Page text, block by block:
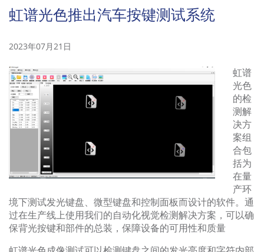
应用
产品
学习
虹谱光色推出汽车按键测试系统
2023年07月21日
虹谱
光色
的检
测解
决方
案组
合包
括为
在量
产环
境下测试发光键盘、微型键盘和控制面板而设计的软件。通
过在生产线上使用我们的自动化视觉检测解决方案，可以确
保背光按键和部件的总装，保障设备的可用性和质量